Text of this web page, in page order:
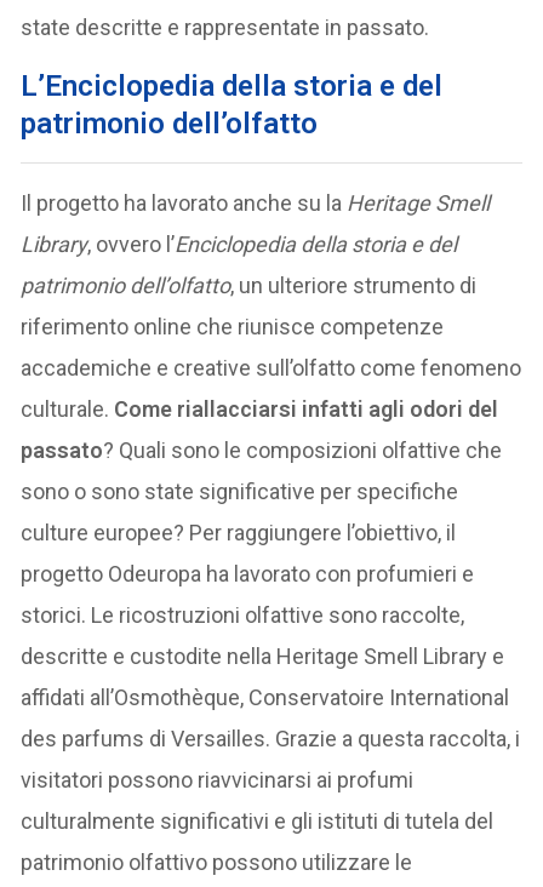
state descritte e rappresentate in passato.
L’Enciclopedia della storia e del
patrimonio dell’olfatto
Il progetto ha lavorato anche su la Heritage Smell
Library, ovvero l’Enciclopedia della storia e del
patrimonio dell’olfatto, un ulteriore strumento di
riferimento online che riunisce competenze
accademiche e creative sull’olfatto come fenomeno
culturale. Come riallacciarsi infatti agli odori del
passato? Quali sono le composizioni olfattive che
sono o sono state significative per specifiche
culture europee? Per raggiungere l’obiettivo, il
progetto Odeuropa ha lavorato con profumieri e
storici. Le ricostruzioni olfattive sono raccolte,
descritte e custodite nella Heritage Smell Library e
affidati all’Osmothèque, Conservatoire International
des parfums di Versailles. Grazie a questa raccolta, i
visitatori possono riavvicinarsi ai profumi
culturalmente significativi e gli istituti di tutela del
patrimonio olfattivo possono utilizzare le